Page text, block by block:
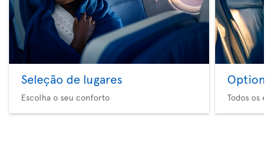
Seleção de lugares
Escolha o seu conforto
Option
Todos os